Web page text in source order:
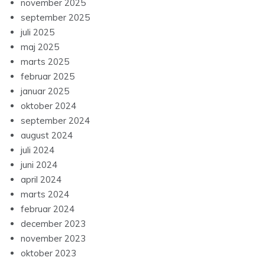
november 2025
september 2025
juli 2025
maj 2025
marts 2025
februar 2025
januar 2025
oktober 2024
september 2024
august 2024
juli 2024
juni 2024
april 2024
marts 2024
februar 2024
december 2023
november 2023
oktober 2023